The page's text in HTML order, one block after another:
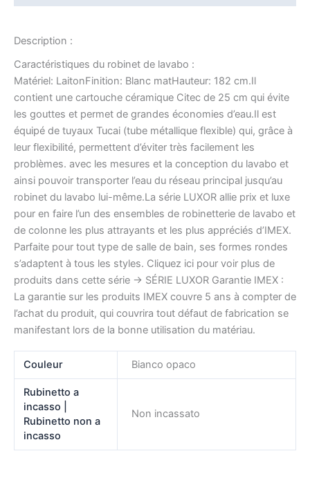
Description :
Caractéristiques du robinet de lavabo :
Matériel: LaitonFinition: Blanc matHauteur: 182 cm.Il
contient une cartouche céramique Citec de 25 cm qui évite
les gouttes et permet de grandes économies d’eau.Il est
équipé de tuyaux Tucai (tube métallique flexible) qui, grâce à
leur flexibilité, permettent d’éviter très facilement les
problèmes. avec les mesures et la conception du lavabo et
ainsi pouvoir transporter l’eau du réseau principal jusqu’au
robinet du lavabo lui-même.La série LUXOR allie prix et luxe
pour en faire l’un des ensembles de robinetterie de lavabo et
de colonne les plus attrayants et les plus appréciés d’IMEX.
Parfaite pour tout type de salle de bain, ses formes rondes
s’adaptent à tous les styles. Cliquez ici pour voir plus de
produits dans cette série -> SÉRIE LUXOR Garantie IMEX :
La garantie sur les produits IMEX couvre 5 ans à compter de
l’achat du produit, qui couvrira tout défaut de fabrication se
manifestant lors de la bonne utilisation du matériau.
Couleur Bianco opaco
Rubinetto a
incasso |
Rubinetto non a
incasso
Non incassato